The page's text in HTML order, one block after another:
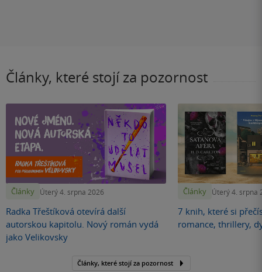
Články, které stojí za pozornost
Články Úterý 4. srpna 2026
Radka Třeštíková otevírá další
autorskou kapitolu. Nový román vydá
jako Velikovsky
Články Úterý 4. srpna
7 knih, které si
romance, thrillery,
Články, které stojí za pozornost